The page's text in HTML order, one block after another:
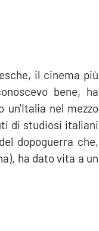
il cinema più
bene, ha
un'Italia nel mezzo
di studiosi italiani
dopoguerra che,
ha dato vita a un